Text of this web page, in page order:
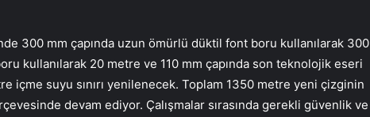
300 mm çapında uzun ömürlü düktil font boru kullanılarak 300
kullanılarak 20 metre ve 110 mm çapında son teknolojik eseri
içme suyu sınırı yenilenecek. Toplam 1350 metre yeni çizginin
devam ediyor. Çalışmalar sırasında gerekli güvenlik ve